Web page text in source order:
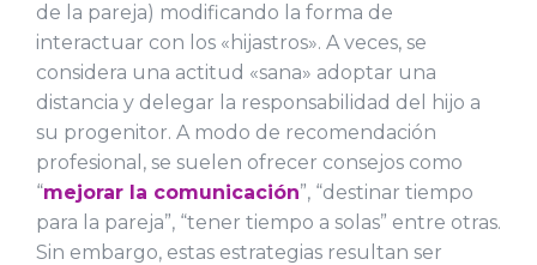
de la pareja) modificando la forma de
interactuar con los «hijastros». A veces, se
considera una actitud «sana» adoptar una
distancia y delegar la responsabilidad del hijo a
su progenitor. A modo de recomendación
profesional, se suelen ofrecer consejos como
“mejorar la comunicación”, “destinar tiempo
para la pareja”, “tener tiempo a solas” entre otras.
Sin embargo, estas estrategias resultan ser